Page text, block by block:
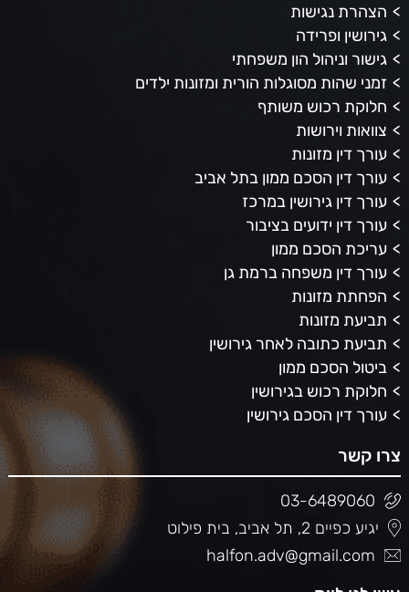
הצהרת נגישות
גירושין ופרידה
גישור וניהול הון משפחתי
זמני שהות מסוגלות הורית ומזונות ילדים
חלוקת רכוש משותף
צוואות וירושות
עורך דין מזונות
עורך דין הסכם ממון בתל אביב
עורך דין גירושין במרכז
עורך דין ידועים בציבור
עריכת הסכם ממון
עורך דין משפחה ברמת גן
הפחתת מזונות
תביעת מזונות
תביעת כתובה לאחר גירושין
ביטול הסכם ממון
חלוקת רכוש בגירושין
עורך דין הסכם גירושין
צרו קשר
03-6489060
יגיע כפיים 2, תל אביב, בית פילוט
halfon.adv@gmail.com